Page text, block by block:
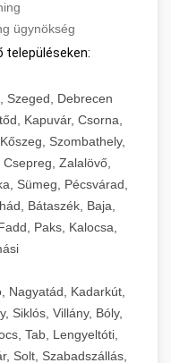
ügynökség
településeken:
Szeged, Debrecen
Kapuvár, Csorna,
Szombathely,
Zalalövő,
Sümeg, Pécsvárad,
Bátaszék, Baja,
Paks, Kalocsa,
Nagyatád, Kadarkút,
Siklós, Villány, Bóly,
Tab, Lengyeltóti,
Solt, Szabadszállás,